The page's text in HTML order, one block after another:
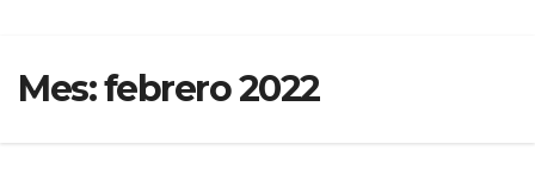
Mes:febrero 2022